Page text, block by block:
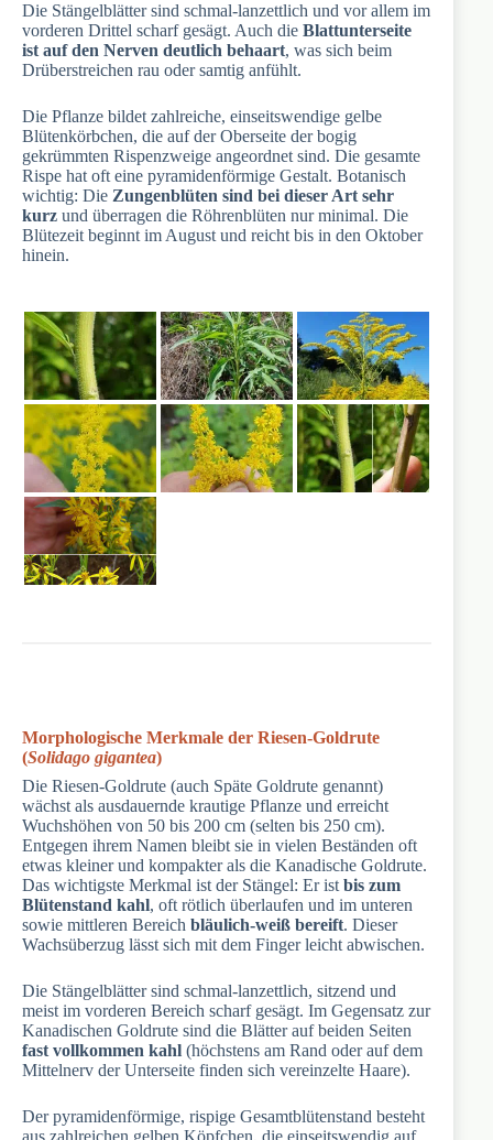
Die Stängelblätter sind schmal-lanzettlich und vor allem im
vorderen Drittel scharf gesägt. Auch die Blattunterseite
ist auf den Nerven deutlich behaart, was sich beim
Drüberstreichen rau oder samtig anfühlt.
Die Pflanze bildet zahlreiche, einseitswendige gelbe
Blütenkörbchen, die auf der Oberseite der bogig
gekrümmten Rispenzweige angeordnet sind. Die gesamte
Rispe hat oft eine pyramidenförmige Gestalt. Botanisch
wichtig: Die Zungenblüten sind bei dieser Art sehr
kurz und überragen die Röhrenblüten nur minimal. Die
Blütezeit beginnt im August und reicht bis in den Oktober
hinein.
Morphologische Merkmale der Riesen-Goldrute
(Solidago gigantea)
Die Riesen-Goldrute (auch Späte Goldrute genannt)
wächst als ausdauernde krautige Pflanze und erreicht
Wuchshöhen von 50 bis 200 cm (selten bis 250 cm).
Entgegen ihrem Namen bleibt sie in vielen Beständen oft
etwas kleiner und kompakter als die Kanadische Goldrute.
Das wichtigste Merkmal ist der Stängel: Er ist bis zum
Blütenstand kahl, oft rötlich überlaufen und im unteren
sowie mittleren Bereich bläulich-weiß bereift. Dieser
Wachsüberzug lässt sich mit dem Finger leicht abwischen.
Die Stängelblätter sind schmal-lanzettlich, sitzend und
meist im vorderen Bereich scharf gesägt. Im Gegensatz zur
Kanadischen Goldrute sind die Blätter auf beiden Seiten
fast vollkommen kahl (höchstens am Rand oder auf dem
Mittelnerv der Unterseite finden sich vereinzelte Haare).
Der pyramidenförmige, rispige Gesamtblütenstand besteht